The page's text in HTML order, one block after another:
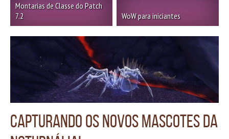
Montarias de Classe do Patch
7.2
WoW para iniciantes
Capturando os novos mascotes da